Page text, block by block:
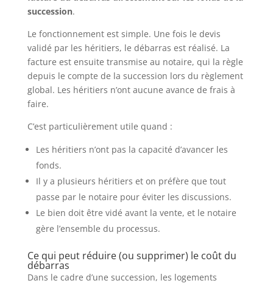
succession.
Le fonctionnement est simple. Une fois le devis
validé par les héritiers, le débarras est réalisé. La
facture est ensuite transmise au notaire, qui la règle
depuis le compte de la succession lors du règlement
global. Les héritiers n’ont aucune avance de frais à
faire.
C’est particulièrement utile quand :
Les héritiers n’ont pas la capacité d’avancer les
fonds.
Il y a plusieurs héritiers et on préfère que tout
passe par le notaire pour éviter les discussions.
Le bien doit être vidé avant la vente, et le notaire
gère l’ensemble du processus.
Ce qui peut réduire (ou supprimer) le coût du
débarras
Dans le cadre d’une succession, les logements